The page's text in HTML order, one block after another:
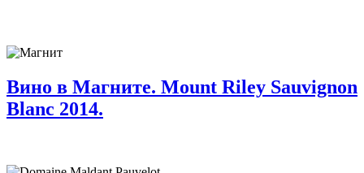
Вино в Магните. Mount Riley Sauvignon
Blanc 2014.